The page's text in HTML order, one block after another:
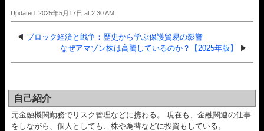
Updated: 2025年5月17日 at 2:30 AM
◀ ブロック経済と戦争：歴史から学ぶ保護貿易の影響
なぜアマゾン株は高騰しているのか？【2025年版】
▶
自己紹介
元金融機関勤務でリスク管理などに携わる。 現在も、金融関連の仕事
をしながら、個人としても、株や為替などに投資もしている。